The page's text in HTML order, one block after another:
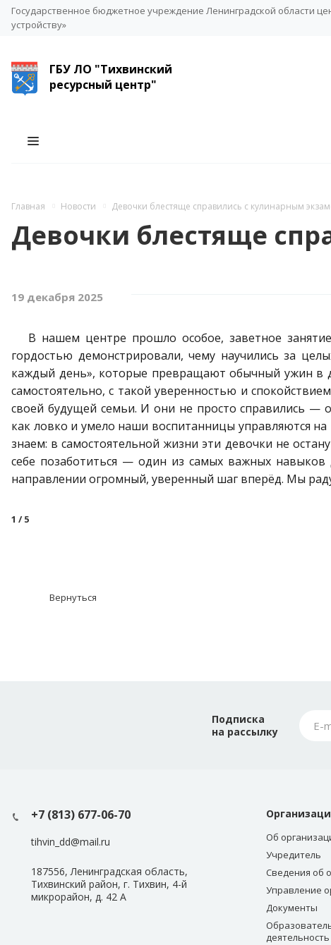
Государственное бюджетное учреждение Ленинградской области
устройству»
ГБУ ЛО "Тихвинский
ресурсный центр"
Главная Новости Девочки блестяще справились с кулинарным
Девочки блестяще
19 декабря 2025
В нашем центре прошло особое, заветное
гордостью демонстрировали, чему научились за
каждый день», которые превращают обычный ужин в
самостоятельно, с такой уверенностью и
своей будущей семьи. И они не просто справились —
как ловко и умело наши воспитанницы управляются
знаем: в самостоятельной жизни эти девочки не
себе позаботиться — один из самых важных
направлении огромный, уверенный шаг вперёд. Мы
1 / 5
Вернуться
Подписка
на рассылку
+7 (813) 677-06-70
tihvin_dd@mail.ru
187556, Ленинградская область,
Тихвинский район, г. Тихвин, 4-й
микрорайон, д. 42 А
Об
Учредитель
Сведения об
Управление
Документы
деятельность